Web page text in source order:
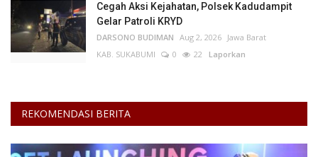
Cegah Aksi Kejahatan, Polsek Kadudampit
Gelar Patroli KRYD
DARSONO BUDIMAN Aug 2, 2026 Jawa Barat
KAB. SUKABUMI
0 22 Laporkan
REKOMENDASI BERITA